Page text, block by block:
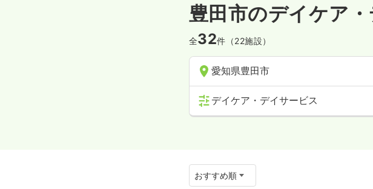
豊田市のデイケア
全32件（22施設）
愛知県豊田市
デイケア・デイサービス